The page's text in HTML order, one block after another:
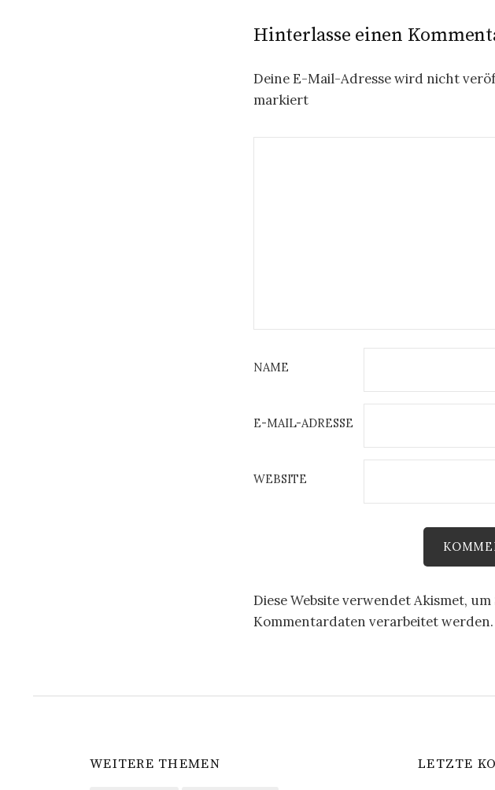
Hinterlasse einen
Deine E-Mail-Adresse wird nicht
markiert
NAME
E-MAIL-ADRESSE
WEBSITE
Diese Website verwendet Akismet,
Kommentardaten verarbeitet werden.
WEITERE THEMEN LETZTE